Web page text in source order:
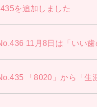
を追加しました
11月8日は「いい歯
「8020」から「生